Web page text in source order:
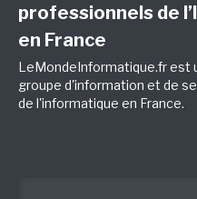
professionnels de
en France
LeMondeInformatique.fr est
groupe d'information et de
de l'informatique en France.